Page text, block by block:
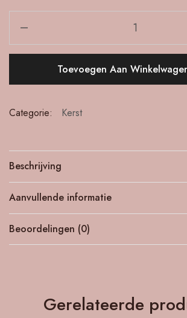
Toevoegen Aan
Categorie: Kerst
Beschrijving
Aanvullende informatie
Beoordelingen (0)
Gerelateerde